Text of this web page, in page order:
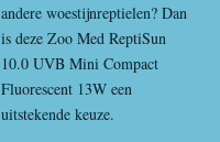
andere woestijnreptielen? Dan
is deze Zoo Med ReptiSun
10.0 UVB Mini Compact
Fluorescent 13W een
uitstekende keuze.